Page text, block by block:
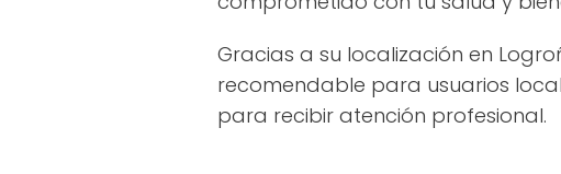
Gracias a su localización en
recomendable para usuarios
para recibir atención profesional.